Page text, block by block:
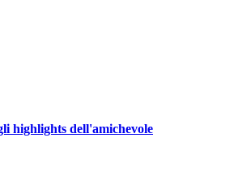
highlights dell'amichevole